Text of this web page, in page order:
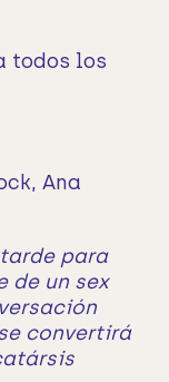
todos los
Ana
para
de un sex
convertirá